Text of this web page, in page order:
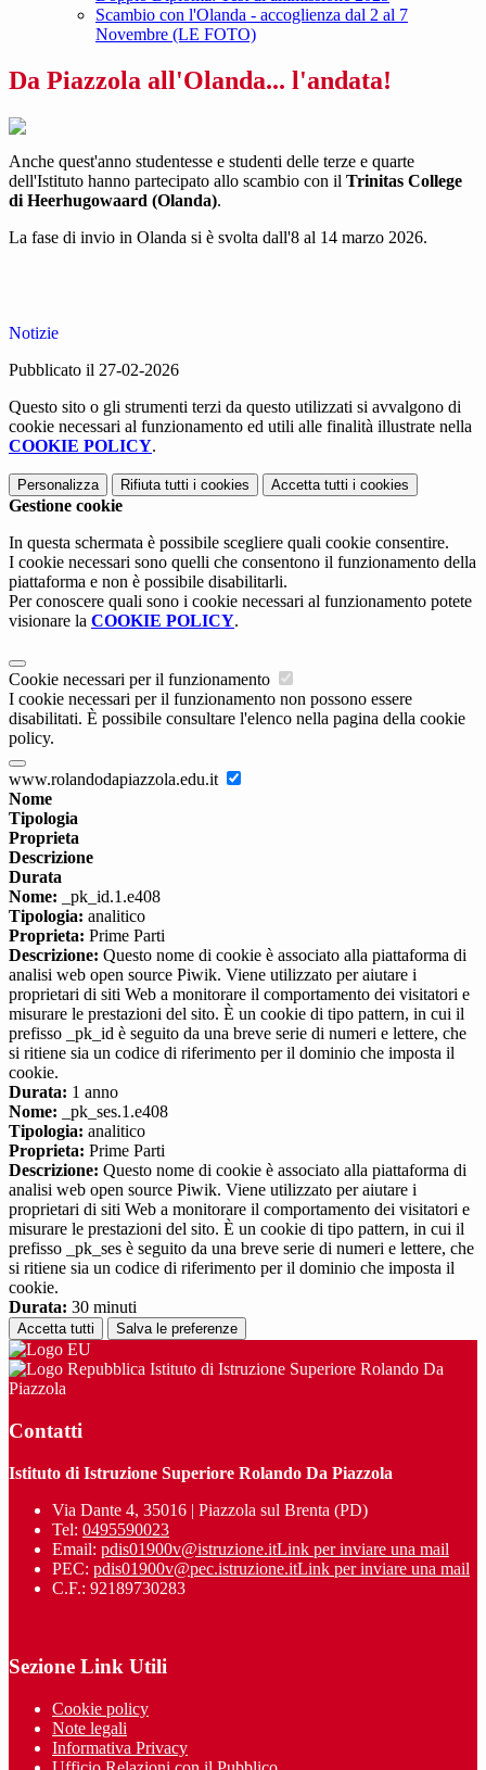
Scambio con l'Olanda - accoglienza dal 2 al 7
Novembre (LE FOTO)
Da Piazzola all'Olanda... l'andata!
Anche quest'anno studentesse e studenti delle terze e quarte
dell'Istituto hanno partecipato allo scambio con il Trinitas College
di Heerhugowaard (Olanda).
La fase di invio in Olanda si è svolta dall'8 al 14 marzo 2026.
Notizie
Pubblicato il 27-02-2026
Questo sito o gli strumenti terzi da questo utilizzati si avvalgono di
cookie necessari al funzionamento ed utili alle finalità illustrate nella
COOKIE POLICY.
Personalizza Rifiuta tutti i cookies Accetta tutti i cookies
Gestione cookie
In questa schermata è possibile scegliere quali cookie consentire.
I cookie necessari sono quelli che consentono il funzionamento della
piattaforma e non è possibile disabilitarli.
Per conoscere quali sono i cookie necessari al funzionamento potete
visionare la COOKIE POLICY.
Cookie necessari per il funzionamento
I cookie necessari per il funzionamento non possono essere
disabilitati. È possibile consultare l'elenco nella pagina della cookie
policy.
www.rolandodapiazzola.edu.it
Nome
Tipologia
Proprieta
Descrizione
Durata
Nome: _pk_id.1.e408
Tipologia: analitico
Proprieta: Prime Parti
Descrizione: Questo nome di cookie è associato alla piattaforma di
analisi web open source Piwik. Viene utilizzato per aiutare i
proprietari di siti Web a monitorare il comportamento dei visitatori e
misurare le prestazioni del sito. È un cookie di tipo pattern, in cui il
prefisso _pk_id è seguito da una breve serie di numeri e lettere, che
si ritiene sia un codice di riferimento per il dominio che imposta il
cookie.
Durata: 1 anno
Nome: _pk_ses.1.e408
Tipologia: analitico
Proprieta: Prime Parti
Descrizione: Questo nome di cookie è associato alla piattaforma di
analisi web open source Piwik. Viene utilizzato per aiutare i
proprietari di siti Web a monitorare il comportamento dei visitatori e
misurare le prestazioni del sito. È un cookie di tipo pattern, in cui il
prefisso _pk_ses è seguito da una breve serie di numeri e lettere, che
si ritiene sia un codice di riferimento per il dominio che imposta il
cookie.
Durata: 30 minuti
Accetta tutti Salva le preferenze
Istituto di Istruzione Superiore Rolando Da
Piazzola
Contatti
Istituto di Istruzione Superiore Rolando Da Piazzola
Via Dante 4, 35016 | Piazzola sul Brenta (PD)
Tel: 0495590023
Email: pdis01900v@istruzione.itLink per inviare una mail
PEC: pdis01900v@pec.istruzione.itLink per inviare una mail
C.F.: 92189730283
Sezione Link Utili
Cookie policy
Note legali
Informativa Privacy